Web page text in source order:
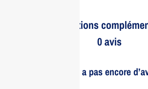
Informations
0 avis
Il n’y a pas encore